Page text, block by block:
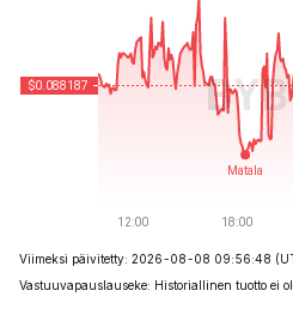
Viimeksi päivitetty: 2026-08-08 09:56:48
Vastuuvapauslauseke: Historiallinen tuotto ei